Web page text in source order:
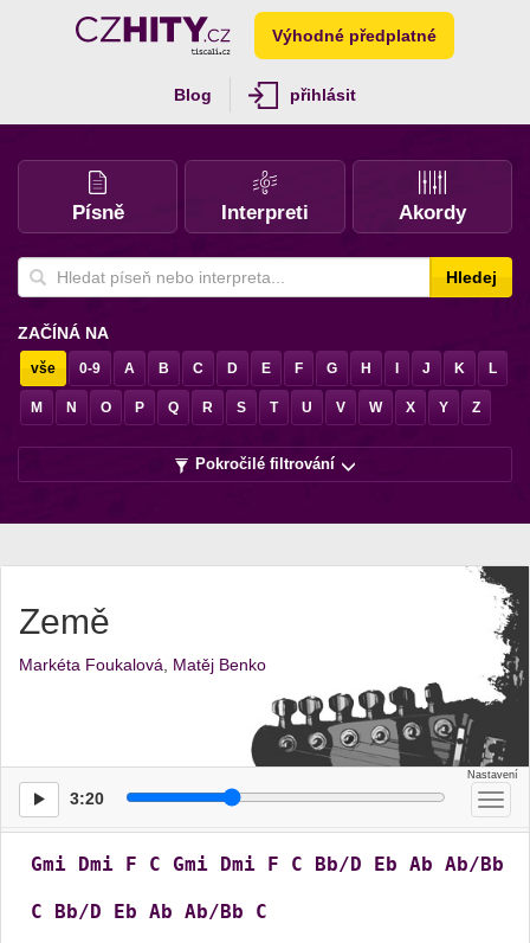
Výhodné předplatné
Blog přihlásit
Písně Interpreti Akordy
Hledej
ZAČÍNÁ NA
vše 0-9 A B C D E F G H J K L
M N O P Q R S T U V W X Y Z
Pokročilé filtrování
Země
Markéta Foukalová Matěj Benko
3:20
Gmi Dmi F C Gmi Dmi F C Bb/D Eb Ab Ab/Bb
C Bb/D Eb Ab Ab/Bb C